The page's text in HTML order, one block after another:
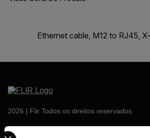
Ethernet cable, M12 to RJ45,
2026 | Flir Todos os direitos reservados.
Select your preferred country and